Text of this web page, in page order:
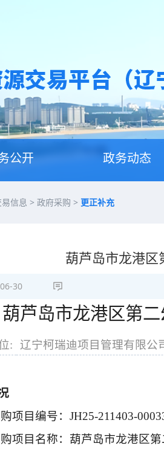
公开 政务动态
易信息 > 政府采购 > 更正补充
葫芦岛市龙港
30
葫芦岛市龙港区第
: 辽宁柯瑞迪项目管理有限公
项目编号：JH25-211403-
项目名称：葫芦岛市龙港区